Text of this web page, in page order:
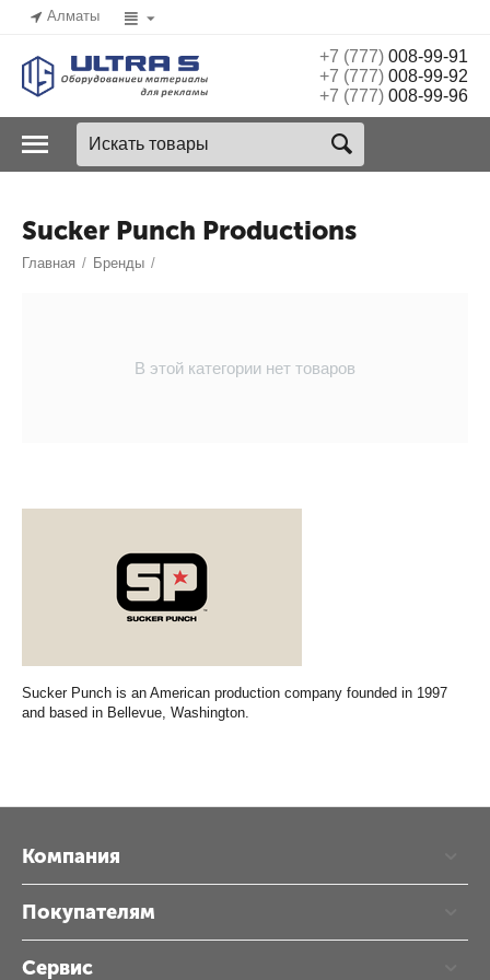
Алматы
+7 (777)008-99-91
+7 (777)008-99-92
+7 (777)008-99-96
Sucker Punch Productions
Главная / Бренды /
Sucker Punch is an American production company founded in 1997
and based in Bellevue, Washington.
В этой категории нет товаров
Компания
Покупателям
Сервис